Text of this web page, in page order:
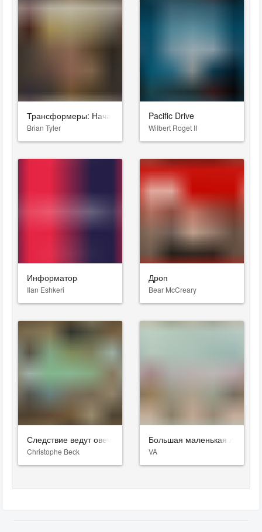
Трансформеры: Начало
Brian Tyler
Pacific Drive
Wilbert Roget II
Информатор
Ilan Eshkeri
Дроп
Bear McCreary
Следствие ведут овечки
Christophe Beck
Большая маленькая ложь
VA